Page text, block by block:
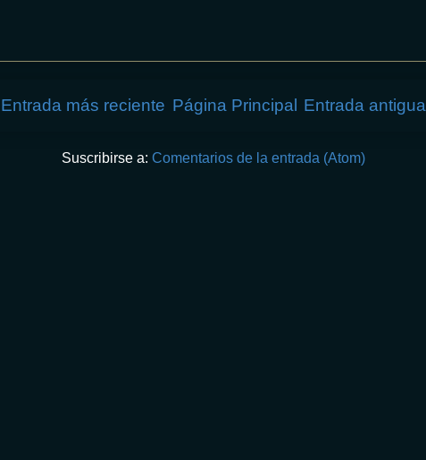
Entrada más reciente Entrada antigua
Página Principal
Suscribirse a: Comentarios de la entrada (Atom)